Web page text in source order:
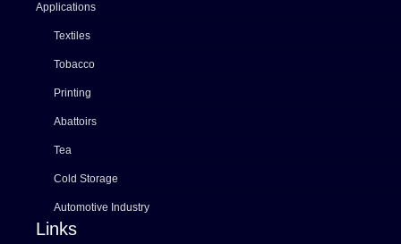
Applications
Textiles
Tobacco
Printing
Abattoirs
Tea
Cold Storage
Automotive Industry
Links